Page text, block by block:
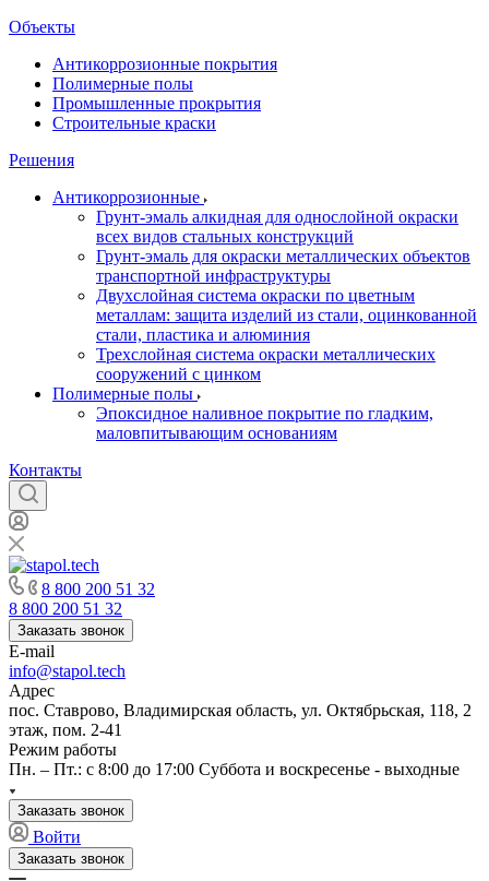
Объекты
Антикоррозионные покрытия
Полимерные полы
Промышленные прокрытия
Строительные краски
Решения
Антикоррозионные
Грунт-эмаль алкидная для однослойной окраски
всех видов стальных конструкций
Грунт-эмаль для окраски металлических объектов
транспортной инфраструктуры
Двухслойная система окраски по цветным
металлам: защита изделий из стали, оцинкованной
стали, пластика и алюминия
Трехслойная система окраски металлических
сооружений с цинком
Полимерные полы
Эпоксидное наливное покрытие по гладким,
маловпитывающим основаниям
Контакты
8 800 200 51 32
8 800 200 51 32
Заказать звонок
E-mail
info@stapol.tech
Адрес
пос. Ставрово, Владимирская область, ул. Октябрьская, 118, 2
этаж, пом. 2-41
Режим работы
Пн. – Пт.: с 8:00 до 17:00 Суббота и воскресенье - выходные
Заказать звонок
Войти
Заказать звонок